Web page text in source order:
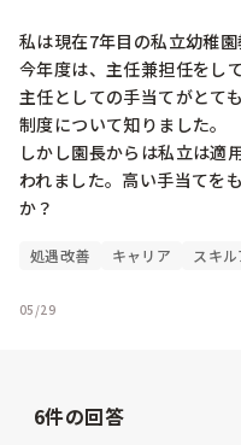
私は現在7年目の私立幼稚園
今年度は、主任兼担任をして
主任としての手当てがとて
制度について知りました。
しかし園長からは私立は適
われました。高い手当てを
か？
処遇改善 キャリア スキ
05/29
6件の回答